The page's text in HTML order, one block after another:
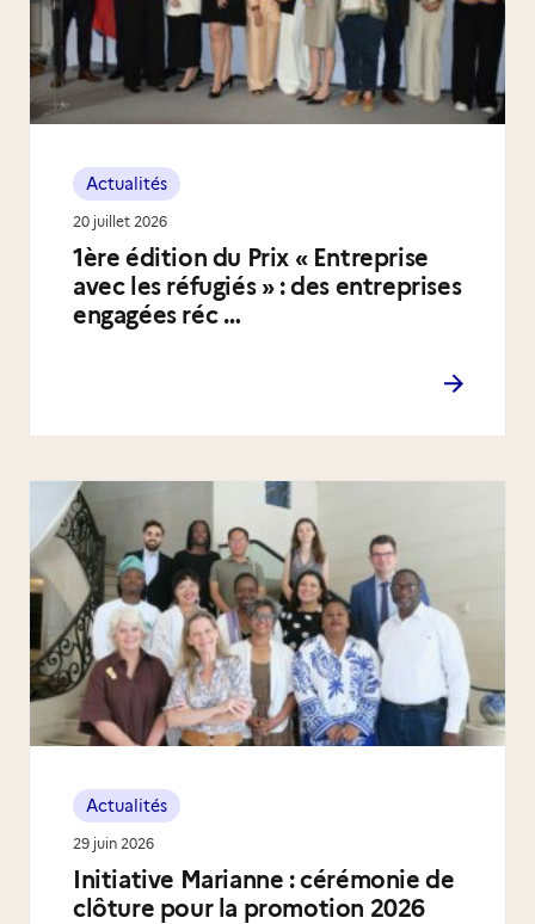
1ère édition du Prix « Entreprise
avec les réfugiés » : des entreprises
engagées réc …
Actualités
20 juillet 2026
Initiative Marianne : cérémonie de
clôture pour la promotion 2026
Actualités
29 juin 2026